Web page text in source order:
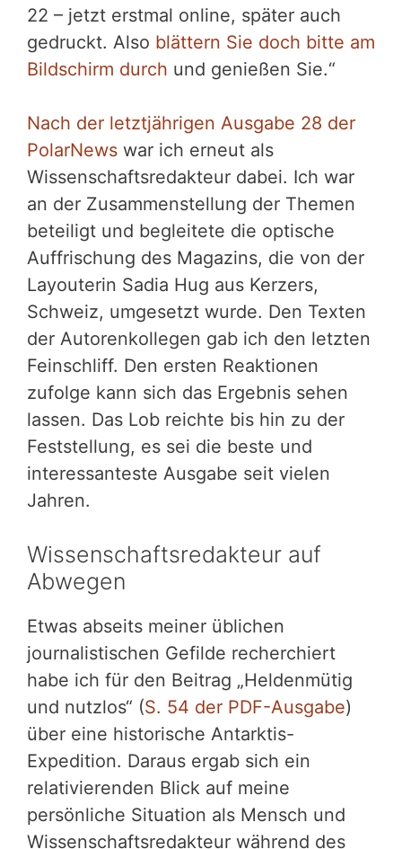
22 – jetzt erstmal online, später auch
gedruckt. Also blättern Sie doch bitte am
Bildschirm durch und genießen Sie.“
Nach der letztjährigen Ausgabe 28 der
PolarNews war ich erneut als
Wissenschaftsredakteur dabei. Ich war
an der Zusammenstellung der Themen
beteiligt und begleitete die optische
Auffrischung des Magazins, die von der
Layouterin Sadia Hug aus Kerzers,
Schweiz, umgesetzt wurde. Den Texten
der Autorenkollegen gab ich den letzten
Feinschliff. Den ersten Reaktionen
zufolge kann sich das Ergebnis sehen
lassen. Das Lob reichte bis hin zu der
Feststellung, es sei die beste und
interessanteste Ausgabe seit vielen
Jahren.
Wissenschaftsredakteur auf
Abwegen
Etwas abseits meiner üblichen
journalistischen Gefilde recherchiert
habe ich für den Beitrag „Heldenmütig
und nutzlos“ (S. 54 der PDF-Ausgabe)
über eine historische Antarktis-
Expedition. Daraus ergab sich ein
relativierenden Blick auf meine
persönliche Situation als Mensch und
Wissenschaftsredakteur während des